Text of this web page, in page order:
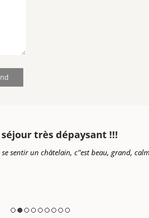
séjour très dépaysant !!!
sentir un châtelain, c''est beau, grand,